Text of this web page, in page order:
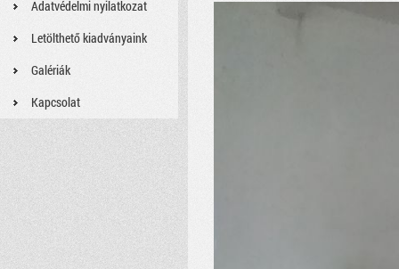
Adatvédelmi nyilatkozat
Letölthető kiadványaink
Galériák
Kapcsolat